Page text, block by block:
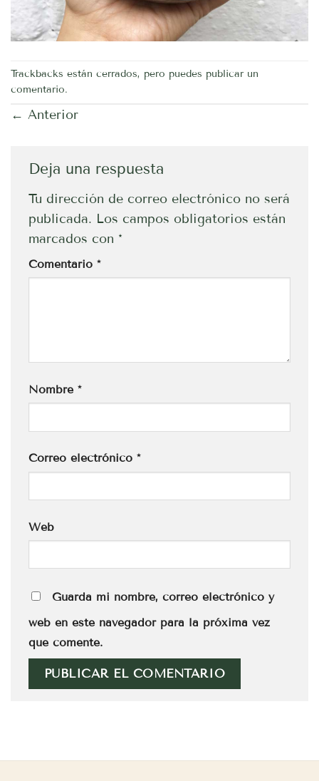
Trackbacks están cerrados, pero puedes publicar un
comentario.
← Anterior
Deja una respuesta
Tu dirección de correo electrónico no será
publicada. Los campos obligatorios están
marcados con *
Comentario *
Nombre *
Correo electrónico *
Web
Guarda mi nombre, correo electrónico y
web en este navegador para la próxima vez
que comente.